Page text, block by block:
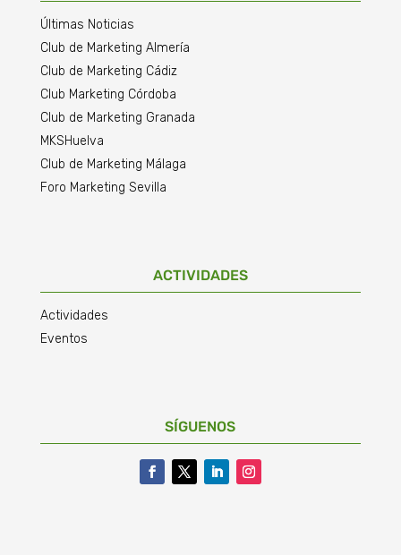
Últimas Noticias
Club de Marketing Almería
Club de Marketing Cádiz
Club Marketing Córdoba
Club de Marketing Granada
MKSHuelva
Club de Marketing Málaga
Foro Marketing Sevilla
ACTIVIDADES
Actividades
Eventos
SÍGUENOS